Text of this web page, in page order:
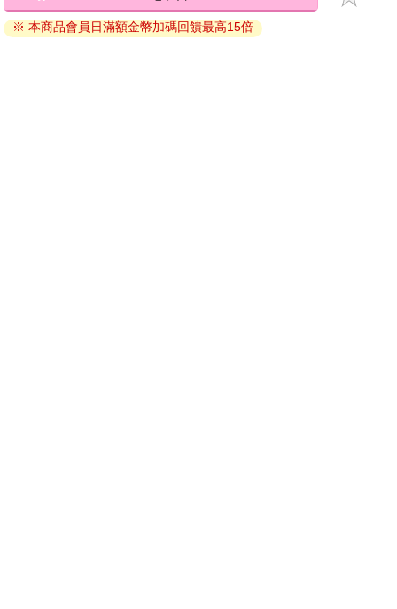
退換貨須知：
因版權保護，您在金石堂所購買的電子書僅能以金石堂專屬
※ 本商品會員日滿額金幣加碼回饋最高15倍